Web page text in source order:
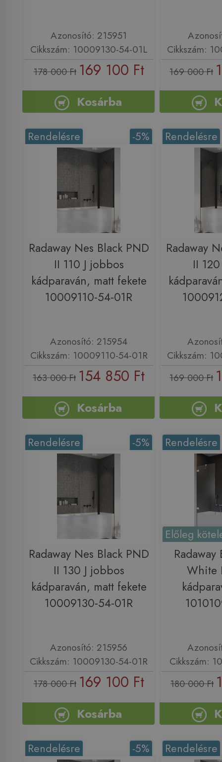
Azonosító: 215951
Cikkszám: 10009130-54-01L
178 000 Ft 169 100 Ft
Kosárba
Cikkszám:
169 000 Ft
-5%
Rendelésre
Radaway Nes Black PND
II 110 J jobbos
kádparaván, matt fekete
10009110-54-01R
Azonosító: 215954
Cikkszám: 10009110-54-01R
163 000 Ft 154 850 Ft
Kosárba
Rendelésre
Radaway
II
Cikkszám:
169 000 Ft
-5%
Rendelésre
Radaway Nes Black PND
II 130 J jobbos
kádparaván, matt fekete
10009130-54-01R
Azonosító: 215956
Cikkszám: 10009130-54-01R
178 000 Ft 169 100 Ft
Kosárba
Rendelésre
Előleg
Radaway
White
Cikkszám:
180 000 Ft
-5%
Rendelésre Rendelésre